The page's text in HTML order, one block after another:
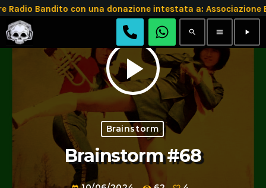
Bandito con una donazione intestata a: Associazione
search menu play_arrow
play_arrow
Brainstorm
Brainstorm #68